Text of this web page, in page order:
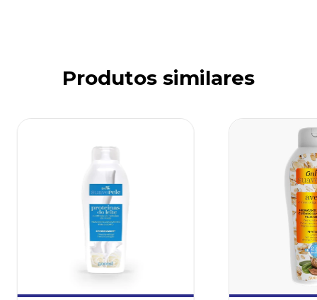
Produtos similares